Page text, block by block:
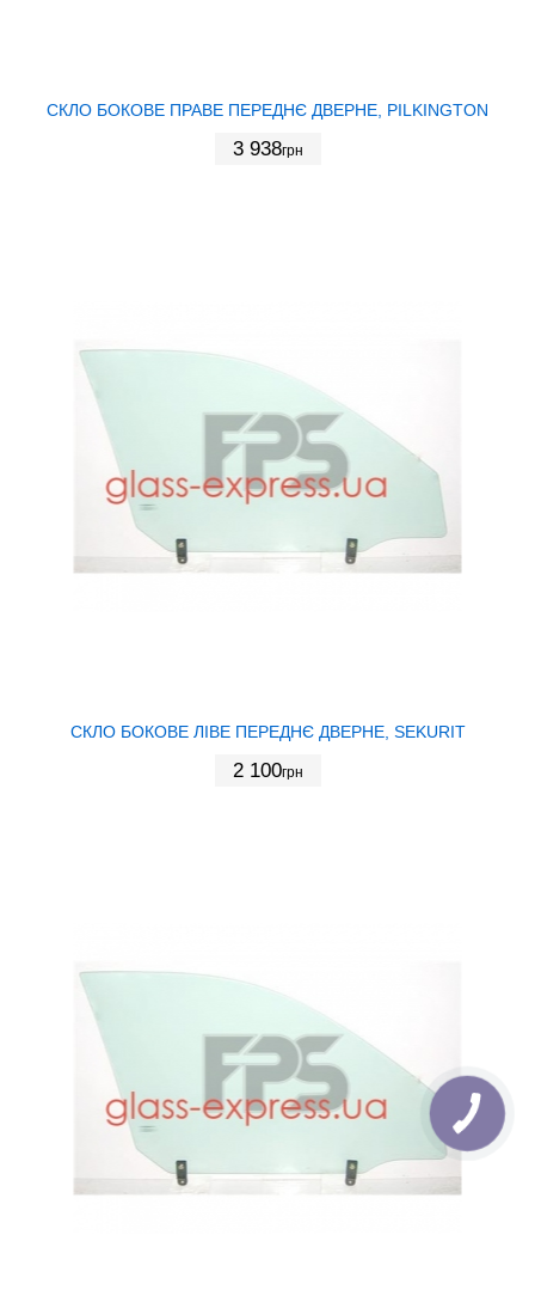
СКЛО БОКОВЕ ПРАВЕ ПЕРЕДНЄ ДВЕРНЕ, PILKINGTON
3 938грн
СКЛО БОКОВЕ ЛІВЕ ПЕРЕДНЄ ДВЕРНЕ, SEKURIT
2 100грн